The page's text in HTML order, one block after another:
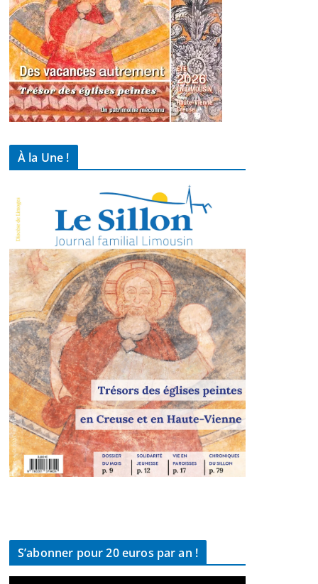
À la Une !
S’abonner pour 20 euros par an !